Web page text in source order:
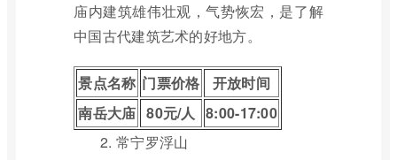
庙内建筑雄伟壮观，气势恢宏，是了解
中国古代建筑艺术的好地方。
景点名称 门票价格
开放时间
南岳大庙 80元/人 8:00-17:00
2. 常宁罗浮山